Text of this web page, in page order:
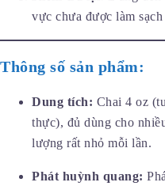
vực chưa được làm
Thông số sản phẩm:
Dung tích: Chai 4 oz
thực), đủ dùng cho
lượng rất nhỏ mỗi lần.
Phát huỳnh quang: